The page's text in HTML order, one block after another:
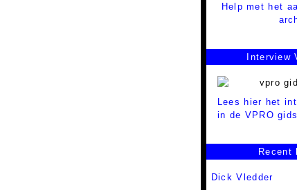
Help met het
Interview
Lees hier het
in de VPRO gids.
Recent
Dick Vledder